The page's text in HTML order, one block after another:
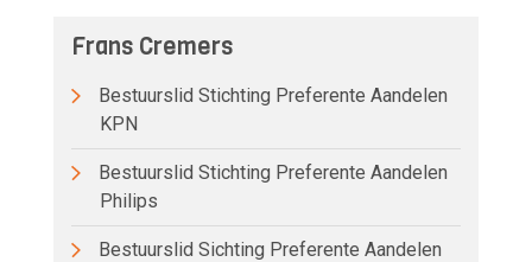
Frans Cremers
Bestuurslid Stichting Preferente Aandelen
KPN
Bestuurslid Stichting Preferente Aandelen
Philips
Bestuurslid Sichting Preferente Aandelen